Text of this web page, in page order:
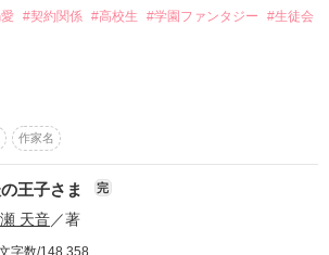
なテスト、募集中。
こわい短編コンテスト
ベストバディ短編コンテスト
説投稿サイト合同企画「1話からの長編大
けるため
は？
できる？
#契約関係 #高校生 #学園ファンタジー
#生徒会
ね？
って……妖怪？」
作家名
王子さま 完
天音／著
字数/148,358